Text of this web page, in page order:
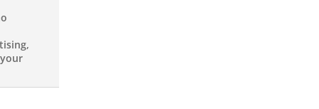
in der DWS.“
durch die jeweiligen Gremien der
wird Ende dieses Jahres erwartet.